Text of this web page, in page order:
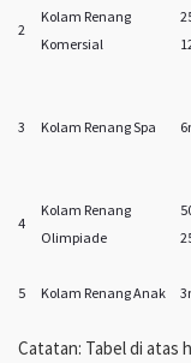
2
Kolam Renang
Komersial
3
Kolam Renang Spa
4
Kolam Renang
Olimpiade
5
Kolam Renang Anak
Catatan: Tabel di atas